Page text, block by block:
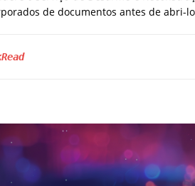
de documentos antes de abri-